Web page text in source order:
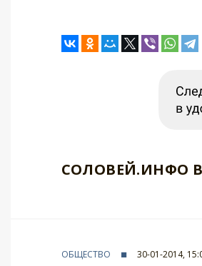
СОЛОВЕЙ.ИНФО
ОБЩЕСТВО 30-01-2014,